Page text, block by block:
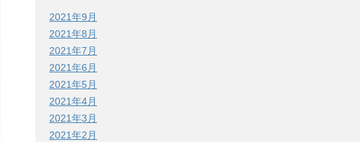
2021年9月
2021年8月
2021年7月
2021年6月
2021年5月
2021年4月
2021年3月
2021年2月